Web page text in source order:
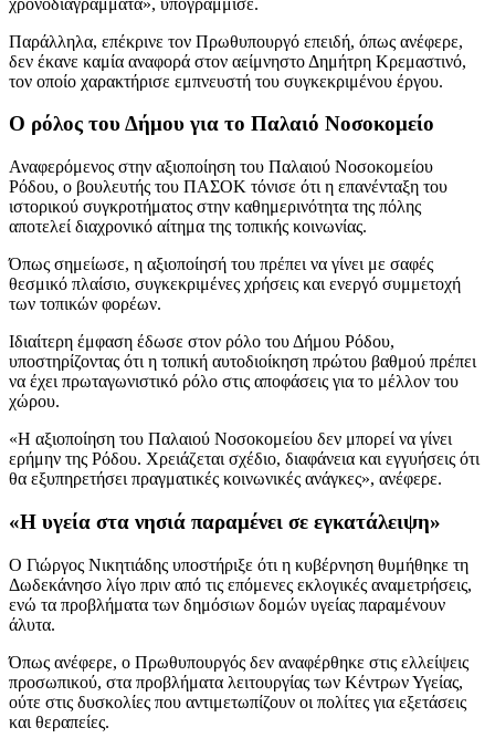
Παράλληλα, επέκρινε τον Πρωθυπουργό επειδή, όπως ανέφερε,
δεν έκανε καμία αναφορά στον αείμνηστο Δημήτρη Κρεμαστινό,
τον οποίο χαρακτήρισε εμπνευστή του συγκεκριμένου έργου.
Ο ρόλος του Δήμου για το Παλαιό Νοσοκομείο
Αναφερόμενος στην αξιοποίηση του Παλαιού Νοσοκομείου
Ρόδου, ο βουλευτής του ΠΑΣΟΚ τόνισε ότι η επανένταξη του
ιστορικού συγκροτήματος στην καθημερινότητα της πόλης
αποτελεί διαχρονικό αίτημα της τοπικής κοινωνίας.
Όπως σημείωσε, η αξιοποίησή του πρέπει να γίνει με σαφές
θεσμικό πλαίσιο, συγκεκριμένες χρήσεις και ενεργό συμμετοχή
των τοπικών φορέων.
Ιδιαίτερη έμφαση έδωσε στον ρόλο του Δήμου Ρόδου,
υποστηρίζοντας ότι η τοπική αυτοδιοίκηση πρώτου βαθμού πρέπει
να έχει πρωταγωνιστικό ρόλο στις αποφάσεις για το μέλλον του
χώρου.
«Η αξιοποίηση του Παλαιού Νοσοκομείου δεν μπορεί να γίνει
ερήμην της Ρόδου. Χρειάζεται σχέδιο, διαφάνεια και εγγυήσεις ότι
θα εξυπηρετήσει πραγματικές κοινωνικές ανάγκες», ανέφερε.
«Η υγεία στα νησιά παραμένει σε εγκατάλειψη»
Ο Γιώργος Νικητιάδης υποστήριξε ότι η κυβέρνηση θυμήθηκε τη
Δωδεκάνησο λίγο πριν από τις επόμενες εκλογικές αναμετρήσεις,
ενώ τα προβλήματα των δημόσιων δομών υγείας παραμένουν
άλυτα.
Όπως ανέφερε, ο Πρωθυπουργός δεν αναφέρθηκε στις ελλείψεις
προσωπικού, στα προβλήματα λειτουργίας των Κέντρων Υγείας,
ούτε στις δυσκολίες που αντιμετωπίζουν οι πολίτες για εξετάσεις
και θεραπείες.